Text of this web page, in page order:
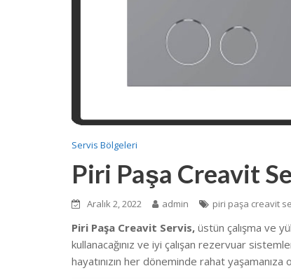
Servis Bölgeleri
Piri Paşa Creavit
Aralık 2, 2022 admin piri paşa creavit
Piri Paşa Creavit Servis, üstün çalışma ve
kullanacağınız ve iyi çalışan rezervuar
hayatınızın her döneminde rahat yaşamanıza